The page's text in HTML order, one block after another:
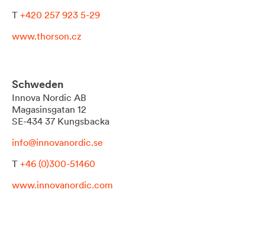
T +420 257 923 5-29
www.thorson.cz
Schweden
Innova Nordic AB
Magasinsgatan 12
SE-434 37 Kungsbacka
info@innovanordic.se
T +46 (0)300-51460
www.innovanordic.com